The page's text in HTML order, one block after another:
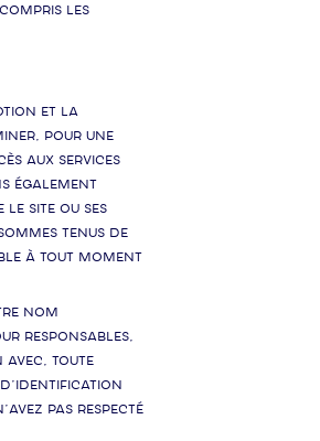
les
et la
pour une
aux services
également
Site ou ses
tenus de
à tout moment
nom
responsables,
avec, toute
pas respecté